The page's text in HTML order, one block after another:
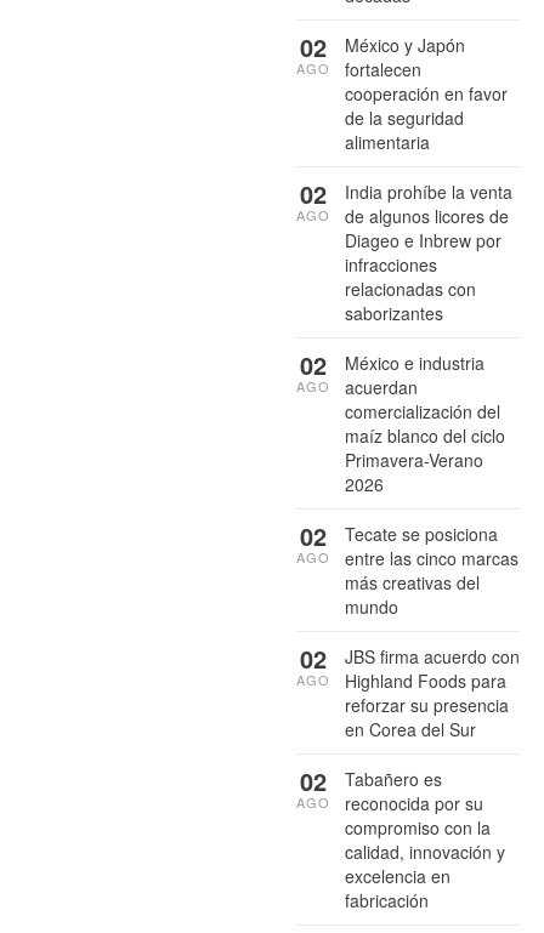
México y Japón
fortalecen
cooperación en favor
de la seguridad
alimentaria
02
AGO
India prohíbe la venta
de algunos licores de
Diageo e Inbrew por
infracciones
relacionadas con
saborizantes
02
AGO
México e industria
acuerdan
comercialización del
maíz blanco del ciclo
Primavera-Verano
2026
02
AGO
Tecate se posiciona
entre las cinco marcas
más creativas del
mundo
02
AGO
JBS firma acuerdo con
Highland Foods para
reforzar su presencia
en Corea del Sur
02
AGO
Tabañero es
reconocida por su
compromiso con la
calidad, innovación y
excelencia en
fabricación
02
AGO